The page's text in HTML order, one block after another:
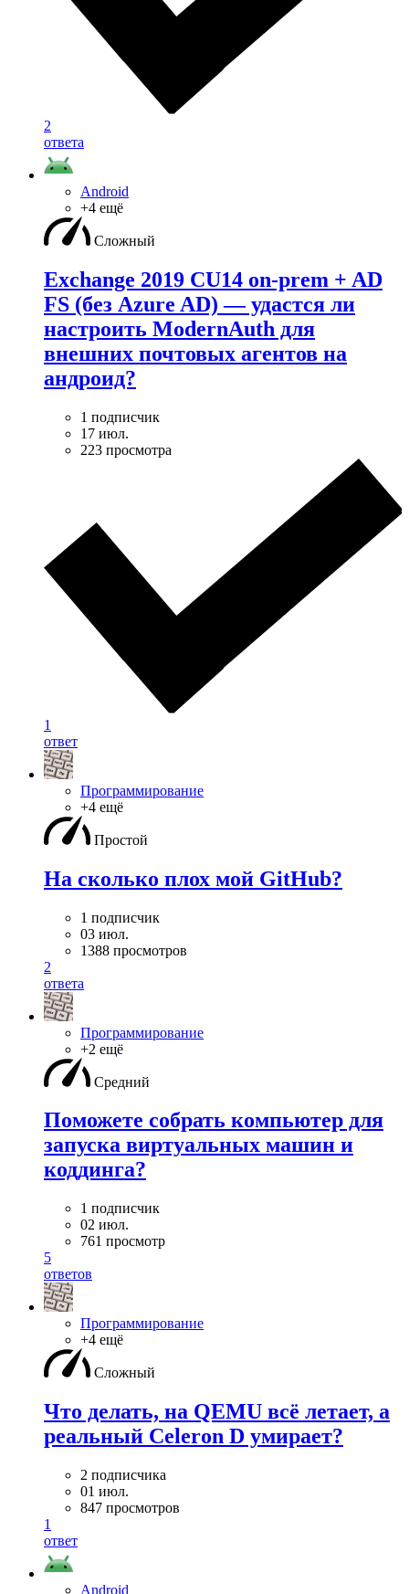
2
ответа
Android
+4 ещё
Сложный
Exchange 2019 CU14 on-prem + AD
FS (без Azure AD) — удаcтся ли
настроить ModernAuth для
внешних почтовых агентов на
андроид?
1 подписчик
17 июл.
223 просмотра
1
ответ
Программирование
+4 ещё
Простой
На сколько плох мой GitHub?
1 подписчик
03 июл.
1388 просмотров
2
ответа
Программирование
+2 ещё
Средний
Поможете собрать компьютер для
запуска виртуальных машин и
коддинга?
1 подписчик
02 июл.
761 просмотр
5
ответов
Программирование
+4 ещё
Сложный
Что делать, на QEMU всё летает, а
реальный Celeron D умирает?
2 подписчика
01 июл.
847 просмотров
1
ответ
Android